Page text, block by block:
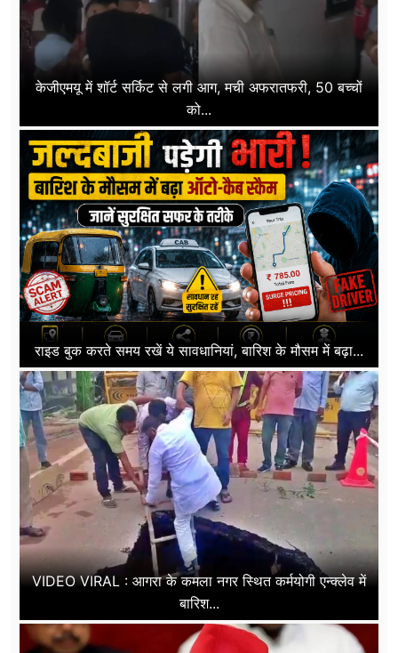
केजीएमयू में शॉर्ट सर्किट से लगी आग, मची अफरातफरी, 50 बच्चों
को...
राइड बुक करते समय रखें ये सावधानियां, बारिश के मौसम में बढ़ा...
VIDEO VIRAL : आगरा के कमला नगर स्थित कर्मयोगी एन्क्लेव में
बारिश...